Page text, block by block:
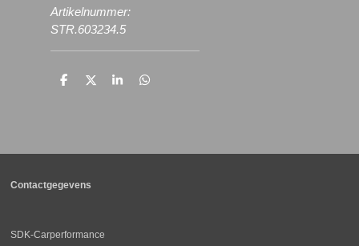
Artikelnummer:
STR.603234.5
D
D
S
D
Contactgegevens
SDK-Carperformance